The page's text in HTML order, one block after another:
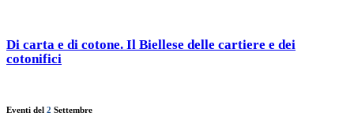
Di carta e di cotone. Il Biellese delle cartiere e dei
cotonifici
Eventi del 2 Settembre